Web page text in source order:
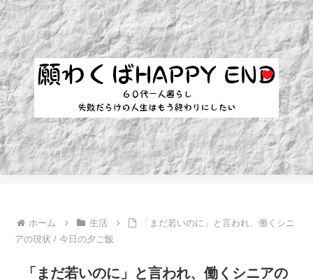
ホーム 生活
「まだ若いのに」と言われ、働くシニ
アの現状 / 今日の夕ご飯
「まだ若いのに」と言われ、働くシニアの